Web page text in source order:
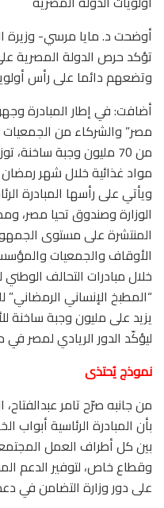
أوضحت د. مايا مرسي- وزيرة
تؤكد حرص الدولة المصرية على
وتضعهم دائما على رأس
أضافت: في إطار المبادرة
مصر” والشركاء من الجمعيات
مواد غذائية خلال شهر
ويأتي على رأسها المبادرة
الوزارة وصندوق تحيا مصر،
المنتشرة على مستوى
الأوقاف والجمعيات
خلال مبادرات التحالف
“المطبخ الإنساني
يزيد على مليون وجبة ساخنة
ليؤكّد الدور الريادي لمصر
نموذج يُحتذى
من جانبه صرّح تامر
بأن المبادرة الرئاسية أبواب
بين كل أطراف العمل
وقطاع خاص، لتوفير الدعم
على دور وزارة التضامن في